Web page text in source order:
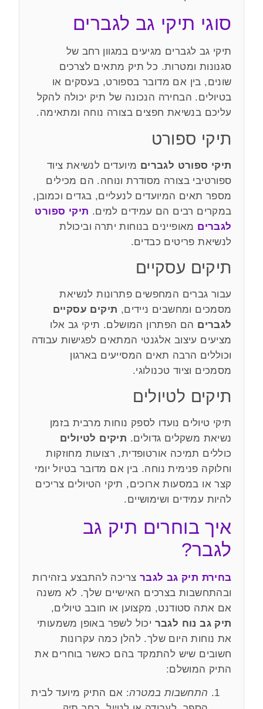
סוגי תיקי גב לגברים
תיקי גב לגברים מגיעים במגוון רחב של
סגנונות ומטרות. כל תיק מתאים לצרכים
שונים, בין אם מדובר בספורט, בעסקים או
בטיולים. הבחירה הנכונה של תיק יכולה להקל
עליכם בנשיאת חפצים בצורה נוחה ומתאימה.
תיקי ספורט
תיקי ספורט לגברים מיועדים לנשיאת ציוד
ספורטיבי בצורה מסודרת ונוחה. הם מכילים
מספר תאים המיועדים לנעליים, בגדים וכמובן,
במקרים רבים הם עמידים למים. תיקי ספורט
לגברים מאופיינים בנוחות יתרה וביכולת
לנשיאת פריטים כבדים.
תיקים עסקיים
עבור גברים המחפשים פתרונות לנשיאת
מסמכים ומחשבים ניידים, תיקים עסקיים
לגברים הם הפתרון המושלם. תיקי גב אלו
מציעים עיצוב אלגנטי המתאים לפגישות עבודה
וכוללים הרבה תאים המסייעים בארגון
מסמכים וציוד טכנולוגי.
תיקים לטיולים
תיקי טיולים נועדו לספק נוחות מרבית בזמן
נשיאת משקלים גדולים. תיקים לטיולים
כוללים תמיכה אורטופדית, רצועות מחוזקות
וחלוקה פנימית נוחה. בין אם מדובר בטיול יומי
קצר או במסעות ארוכים, תיקי הטיולים צריכים
להיות עמידים ושימושיים.
איך בוחרים תיק גב
לגבר?
בחירת תיק גב לגבר צריכה להתבצע בזהירות
ובהתחשבות בצרכים האישיים שלך. לא משנה
אם אתה סטודנט, מקצוען או חובב טיולים,
תיק גב נוח לגבר יכול לשפר באופן משמעותי
את נוחות היום שלך. להלן כמה עקרונות
חשובים שיש להתמקד בהם כאשר בוחרים את
התיק המושלם:
התחשבות במטרה: אם התיק מיועד לבית